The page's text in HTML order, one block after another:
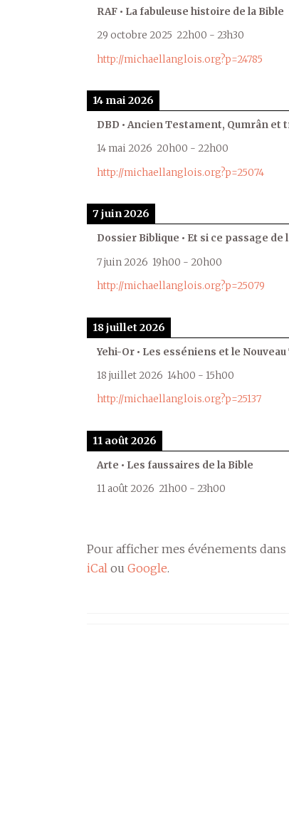
RAF • La fabuleuse histoire de la Bible
29 octobre 2025 22h00 - 23h30
http://michaellanglois.org?p=24785
14 mai 2026
DBD • Ancien Testament, Qumrân
14 mai 2026 20h00 - 22h00
http://michaellanglois.org?p=25074
7 juin 2026
Dossier Biblique • Et si ce passage de
7 juin 2026 19h00 - 20h00
http://michaellanglois.org?p=25079
18 juillet 2026
Yehi-Or • Les esséniens et le
18 juillet 2026 14h00 - 15h00
http://michaellanglois.org?p=25137
11 août 2026
Arte • Les faussaires de la Bible
11 août 2026 21h00 - 23h00
Pour afficher mes événements
iCal ou Google.